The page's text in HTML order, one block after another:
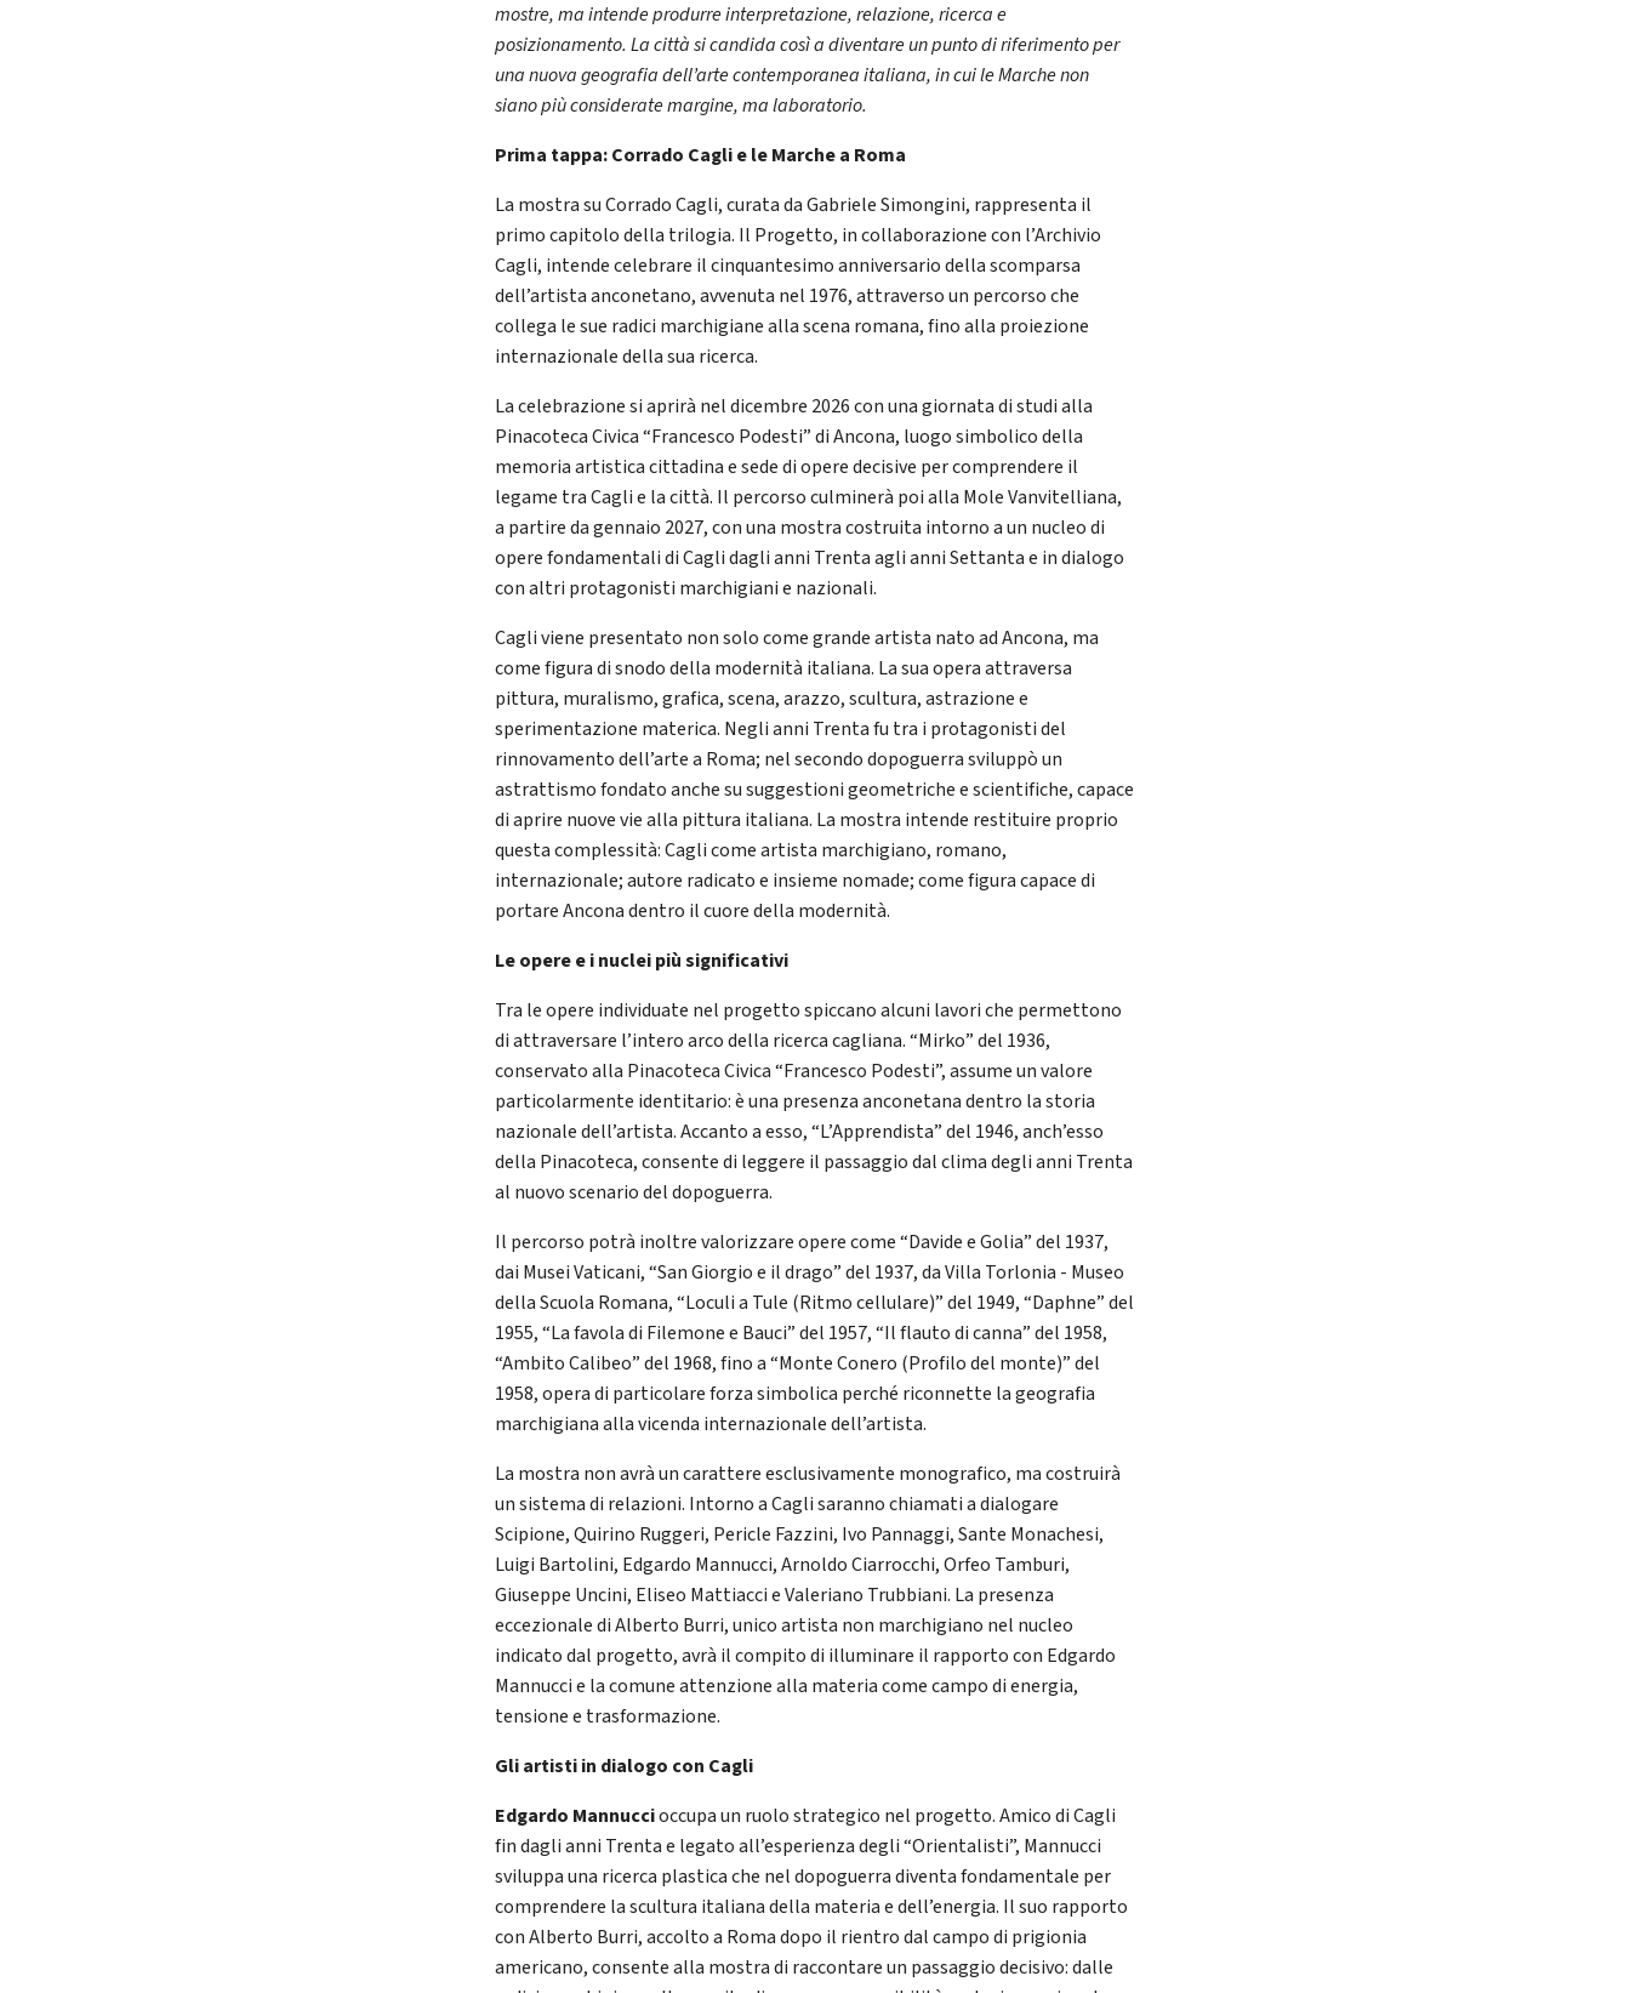
mostre, ma intende produrre interpretazione, relazione, ricerca e
posizionamento. La città si candida così a diventare un punto di riferimento per
una nuova geografia dell’arte contemporanea italiana, in cui le Marche non
siano più considerate margine, ma laboratorio.
Prima tappa: Corrado Cagli e le Marche a Roma
La mostra su Corrado Cagli, curata da Gabriele Simongini, rappresenta il
primo capitolo della trilogia. Il Progetto, in collaborazione con l’Archivio
Cagli, intende celebrare il cinquantesimo anniversario della scomparsa
dell’artista anconetano, avvenuta nel 1976, attraverso un percorso che
collega le sue radici marchigiane alla scena romana, fino alla proiezione
internazionale della sua ricerca.
La celebrazione si aprirà nel dicembre 2026 con una giornata di studi alla
Pinacoteca Civica “Francesco Podesti” di Ancona, luogo simbolico della
memoria artistica cittadina e sede di opere decisive per comprendere il
legame tra Cagli e la città. Il percorso culminerà poi alla Mole Vanvitelliana,
a partire da gennaio 2027, con una mostra costruita intorno a un nucleo di
opere fondamentali di Cagli dagli anni Trenta agli anni Settanta e in dialogo
con altri protagonisti marchigiani e nazionali.
Cagli viene presentato non solo come grande artista nato ad Ancona, ma
come figura di snodo della modernità italiana. La sua opera attraversa
pittura, muralismo, grafica, scena, arazzo, scultura, astrazione e
sperimentazione materica. Negli anni Trenta fu tra i protagonisti del
rinnovamento dell’arte a Roma; nel secondo dopoguerra sviluppò un
astrattismo fondato anche su suggestioni geometriche e scientifiche, capace
di aprire nuove vie alla pittura italiana. La mostra intende restituire proprio
questa complessità: Cagli come artista marchigiano, romano,
internazionale; autore radicato e insieme nomade; come figura capace di
portare Ancona dentro il cuore della modernità.
Le opere e i nuclei più significativi
Tra le opere individuate nel progetto spiccano alcuni lavori che permettono
di attraversare l’intero arco della ricerca cagliana. “Mirko” del 1936,
conservato alla Pinacoteca Civica “Francesco Podesti”, assume un valore
particolarmente identitario: è una presenza anconetana dentro la storia
nazionale dell’artista. Accanto a esso, “L’Apprendista” del 1946, anch’esso
della Pinacoteca, consente di leggere il passaggio dal clima degli anni Trenta
al nuovo scenario del dopoguerra.
Il percorso potrà inoltre valorizzare opere come “Davide e Golia” del 1937,
dai Musei Vaticani, “San Giorgio e il drago” del 1937, da Villa Torlonia - Museo
della Scuola Romana, “Loculi a Tule (Ritmo cellulare)” del 1949, “Daphne” del
1955, “La favola di Filemone e Bauci” del 1957, “Il flauto di canna” del 1958,
“Ambito Calibeo” del 1968, fino a “Monte Conero (Profilo del monte)” del
1958, opera di particolare forza simbolica perché riconnette la geografia
marchigiana alla vicenda internazionale dell’artista.
La mostra non avrà un carattere esclusivamente monografico, ma costruirà
un sistema di relazioni. Intorno a Cagli saranno chiamati a dialogare
Scipione, Quirino Ruggeri, Pericle Fazzini, Ivo Pannaggi, Sante Monachesi,
Luigi Bartolini, Edgardo Mannucci, Arnoldo Ciarrocchi, Orfeo Tamburi,
Giuseppe Uncini, Eliseo Mattiacci e Valeriano Trubbiani. La presenza
eccezionale di Alberto Burri, unico artista non marchigiano nel nucleo
indicato dal progetto, avrà il compito di illuminare il rapporto con Edgardo
Mannucci e la comune attenzione alla materia come campo di energia,
tensione e trasformazione.
Gli artisti in dialogo con Cagli
Edgardo Mannuccioccupa un ruolo strategico nel progetto. Amico di Cagli
fin dagli anni Trenta e legato all’esperienza degli “Orientalisti”, Mannucci
sviluppa una ricerca plastica che nel dopoguerra diventa fondamentale per
comprendere la scultura italiana della materia e dell’energia. Il suo rapporto
con Alberto Burri, accolto a Roma dopo il rientro dal campo di prigionia
americano, consente alla mostra di raccontare un passaggio decisivo: dalle